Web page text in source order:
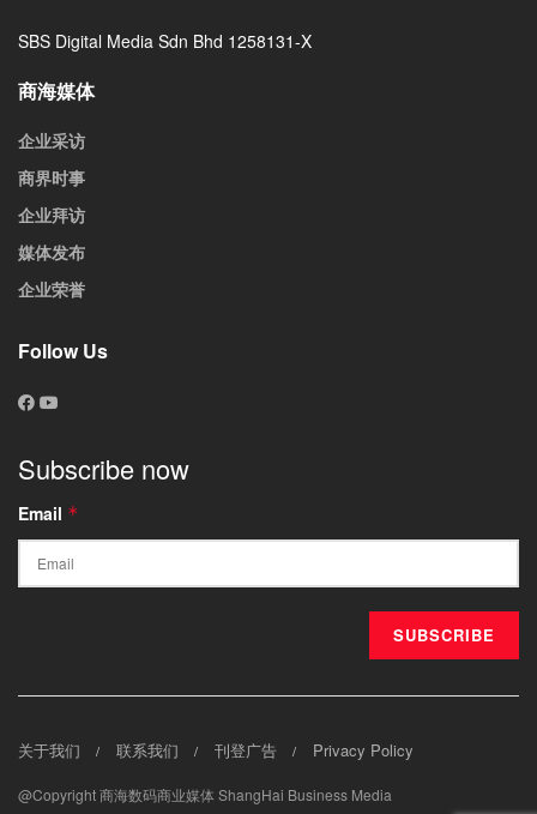
SBS Digital Media Sdn Bhd 1258131-X
商海媒体
企业采访
商界时事
企业拜访
媒体发布
企业荣誉
Follow Us
Subscribe now
Email *
关于我们 联系我们 刊登广告 Privacy Policy
@Copyright 商海数码商业媒体 ShangHai Business Media